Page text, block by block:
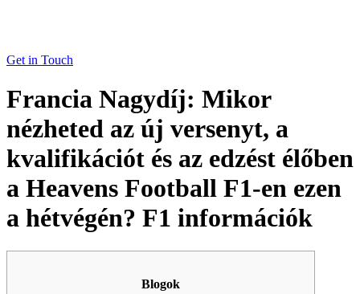
Get in Touch
Francia Nagydíj: Mikor
nézheted az új versenyt, a
kvalifikációt és az edzést élőben
a Heavens Football F1-en ezen
a hétvégén? F1 információk
Blogok